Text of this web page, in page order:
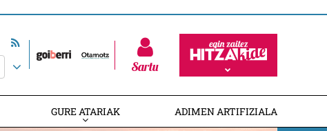
Sartu
GURE ATARIAK ADIMEN ARTIFIZIALA